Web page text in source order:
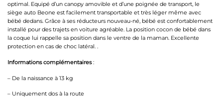
optimal. Equipé d’un canopy amovible et d’une poignée de transport, le
siège auto Beone est facilement transportable et très léger même avec
bébé dedans. Grâce à ses réducteurs nouveau-né, bébé est confortablement
installé pour des trajets en voiture agréable. La position cocon de bébé dans
la coque lui rappelle sa position dans le ventre de la maman. Excellente
protection en cas de choc latéral. .
Informations complémentaires:
– De la naissance à 13 kg
– Uniquement dos à la route